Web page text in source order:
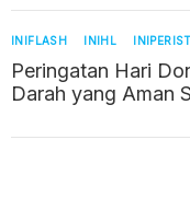
INIFLASH INIHL
Peringatan Hari
Darah yang Aman